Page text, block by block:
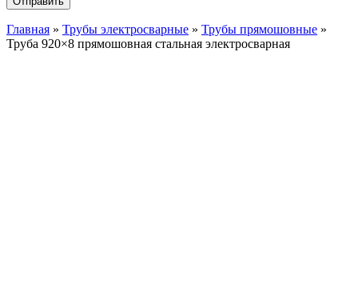
Главная » Трубы электросварные » Трубы прямошовные »
Труба 920×8 прямошовная стальная электросварная